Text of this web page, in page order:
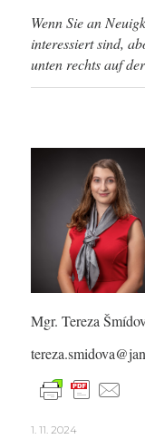
Wenn Sie an
interessiert sind,
unten rechts auf
Mgr. Tereza
1. 11. 2024